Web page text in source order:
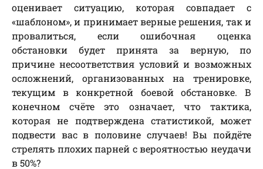
оценивает ситуацию, которая совпадает с
«шаблоном», и принимает верные решения, так и
провалиться, если ошибочная оценка
обстановки будет принята за верную, по
причине несоответствия условий и возможных
осложнений, организованных на тренировке,
текущим в конкретной боевой обстановке. В
конечном счёте это означает, что тактика,
которая не подтверждена статистикой, может
подвести вас в половине случаев! Вы пойдёте
стрелять плохих парней с вероятностью неудачи
в 50%?